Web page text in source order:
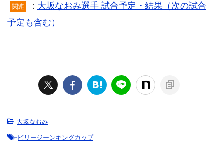
関連 ： 大坂なおみ選手 試合予定・結果（次の試合
予定も含む）
-大坂なおみ
-ビリージーンキングカップ